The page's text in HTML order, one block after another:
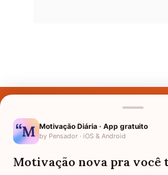
Nomes pelo Mundo
Motivação Diária · App gratuito
by Pensador · iOS & Android
Motivação nova pra você